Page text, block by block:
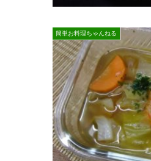
簡単お料理ちゃんねる